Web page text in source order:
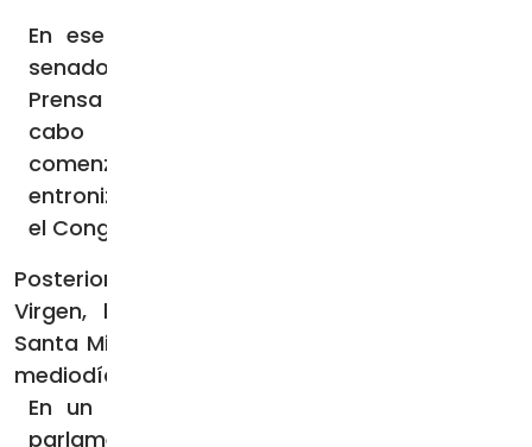
En ese sentido, la oficina de prensa del
senador Mauricio Giraldo indicó a ACI
Prensa que este 13 de octubre se llevará a
cabo una ceremonia especial, que
comenzará a las 10 a.m., “con la
entronización de la imagen de la Virgen en
el Congreso”.
Posteriormente, se le rendirán los honores a la
Virgen, luego seguirá la celebración de la
Santa Misa y finalmente el rezo del Rosario al
mediodía.
En un video difundido en redes sociales,
parlamentarios y representantes de la